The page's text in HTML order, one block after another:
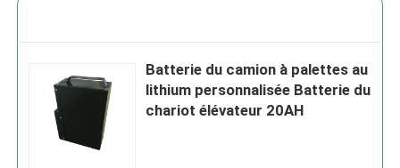
Batterie du camion à palettes au
lithium personnalisée Batterie du
chariot élévateur 20AH